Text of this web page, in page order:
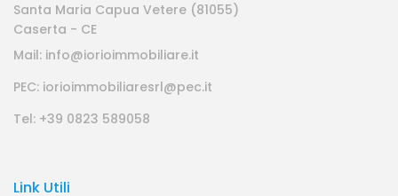
Santa Maria Capua Vetere (81055)
Caserta - CE
Mail: info@iorioimmobiliare.it
PEC: iorioimmobiliaresrl@pec.it
Tel: +39 0823 589058
Link Utili